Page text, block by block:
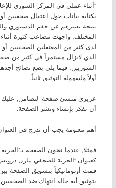
“أثناء عملي في المركز السوري
بكتابة بيانات حول اعتقال صحفيين
نتيجة تعبيرهم عن حقم الدستوري
المختلف, واجهت مصاعب كثيرة
لدى كثير من المعتقلين الصحفيين أو
الذي لايزال مستمراً في كثير من
السوريين. فيما يلي بضع نصائح
أولاً ولسهولة التوثيق ثانياً.
عزيزي منشئ صفحة التضامن, عليك
أن تفكر بإنشاء ونشر الصفحة.
أهم معلومة يجب أن تدرج في
فمثلا, عندما نعنون الصفحة
كعنوان “الحرية للصحفي مازن
قمت أوتوماتيكياً بتسويق الصفحة
بتوثيق أية حالة انتهاك ضد